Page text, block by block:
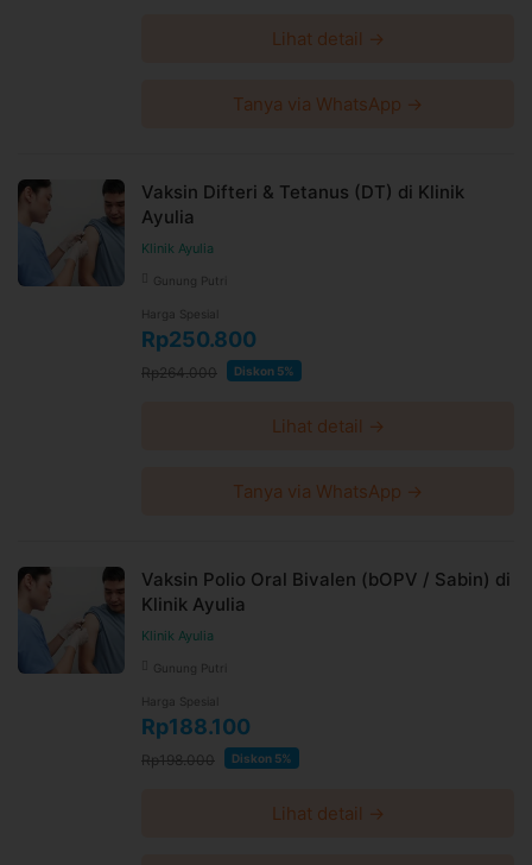
Lihat detail →
Tanya via WhatsApp →
Vaksin Difteri & Tetanus (DT) di Klinik
Ayulia
Klinik Ayulia
Gunung Putri
Harga Spesial
Rp250.800
Rp264.000 Diskon 5%
Lihat detail →
Tanya via WhatsApp →
Vaksin Polio Oral Bivalen (bOPV / Sabin) di
Klinik Ayulia
Klinik Ayulia
Gunung Putri
Harga Spesial
Rp188.100
Rp198.000 Diskon 5%
Lihat detail →